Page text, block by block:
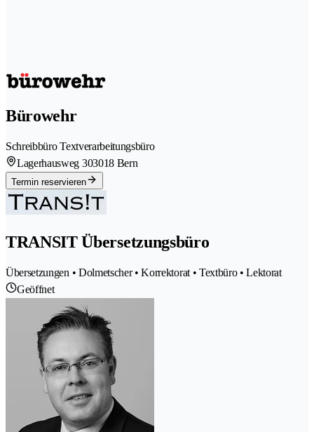
Bürowehr
Schreibbüro Textverarbeitungsbüro
Lagerhausweg 303018 Bern
Termin reservieren
TRANSIT Übersetzungsbüro
Übersetzungen • Dolmetscher • Korrektorat • Textbüro • Lektorat
Geöffnet